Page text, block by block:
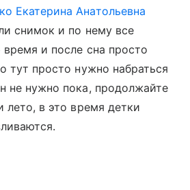
Екатерина Анатольевна
снимок и по нему все
и после сна просто
тут просто нужно набраться
не нужно пока, продолжайте
лето, в это время детки